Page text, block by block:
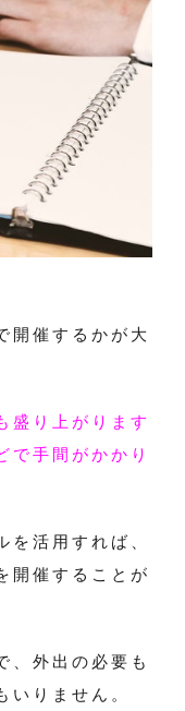
開催するかが大
盛り上がります
で手間がかかり
を活用すれば、
開催することが
、外出の必要も
いりません。